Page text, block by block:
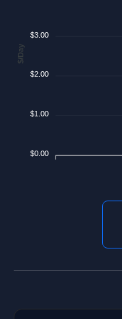
$3.00
$2.00
$1.00
$0.00
$/Day